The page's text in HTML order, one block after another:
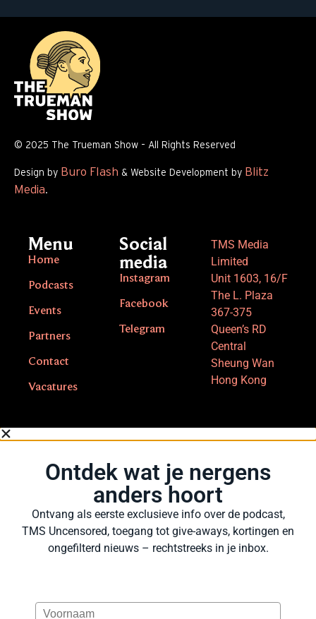
© 2025 The Trueman Show – All Rights Reserved
Design by Buro Flash & Website Development by Blitz
Media.
Menu
Home
Podcasts
Events
Partners
Contact
Vacatures
Social
media
Instagram
Facebook
Telegram
TMS Media
Limited
Unit 1603, 16/F
The L. Plaza
367-375
Queen’s RD
Central
Sheung Wan
Hong Kong
Ontdek wat je nergens
anders hoort
Ontvang als eerste exclusieve info over de podcast,
TMS Uncensored, toegang tot give-aways, kortingen en
ongefilterd nieuws – rechtstreeks in je inbox.